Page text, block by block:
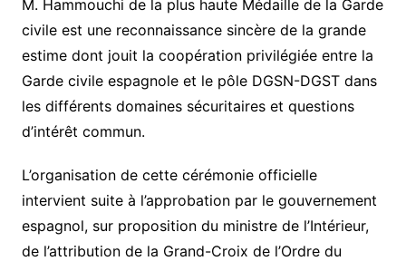
M. Hammouchi de la plus haute Médaille de la Garde
civile est une reconnaissance sincère de la grande
estime dont jouit la coopération privilégiée entre la
Garde civile espagnole et le pôle DGSN-DGST dans
les différents domaines sécuritaires et questions
d’intérêt commun.
L’organisation de cette cérémonie officielle
intervient suite à l’approbation par le gouvernement
espagnol, sur proposition du ministre de l’Intérieur,
de l’attribution de la Grand-Croix de l’Ordre du